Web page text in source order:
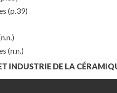
(p.39)
(n.n.)
INDUSTRIE DE LA